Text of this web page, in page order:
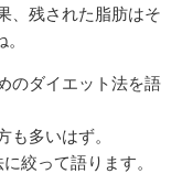
、残された脂肪はそ
のダイエット法を語
多いはず。
絞って語ります。